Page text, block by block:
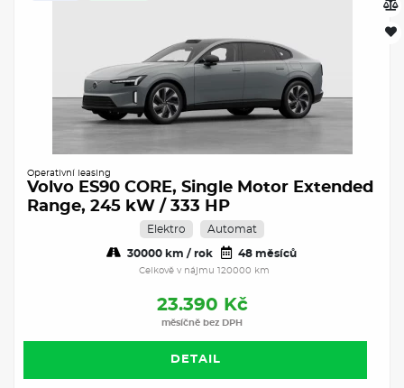
Operativní leasing
Volvo ES90 CORE, Single Motor Extended
Range, 245 kW / 333 HP
Elektro Automat
30000 km / rok 48 měsíců
Celkově v nájmu 120000 km
23.390 Kč
měsíčně bez DPH
DETAIL